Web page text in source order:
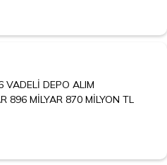
VADELİ DEPO ALIM
896 MİLYAR 870 MİLYON TL